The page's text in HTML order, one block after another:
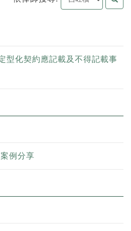
型化契約應記載及不得記載事
例分享